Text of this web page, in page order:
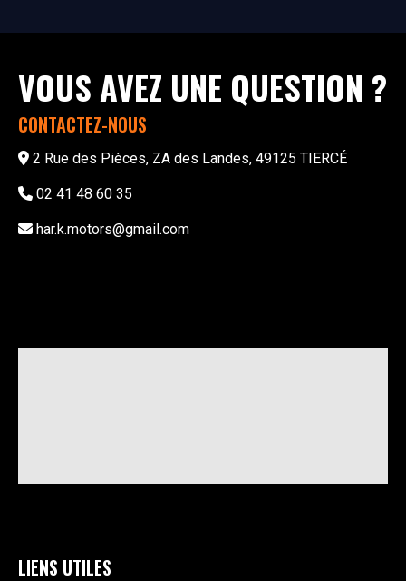
VOUS AVEZ UNE QUESTION ?
CONTACTEZ-NOUS
2 Rue des Pièces, ZA des Landes, 49125 TIERCÉ
02 41 48 60 35
har.k.motors@gmail.com
LIENS UTILES